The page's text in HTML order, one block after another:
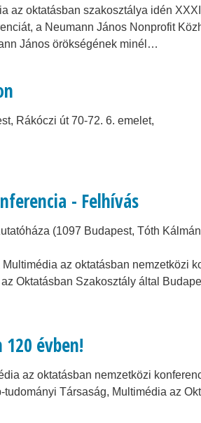
az oktatásban szakosztálya idén
a Neumann János Nonprofit
János örökségének minél…
Rákóczi út 70-72. 6. emelet,
- Felhívás
(1097 Budapest, Tóth
az oktatásban nemzetközi
Oktatásban Szakosztály által
évben!
az oktatásban nemzetközi
Társaság, Multimédia az